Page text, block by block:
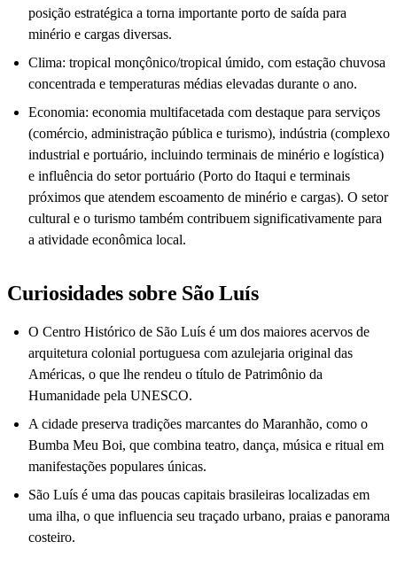
posição estratégica a torna importante porto de saída para
minério e cargas diversas.
Clima: tropical monçônico/tropical úmido, com estação chuvosa
concentrada e temperaturas médias elevadas durante o ano.
Economia: economia multifacetada com destaque para serviços
(comércio, administração pública e turismo), indústria (complexo
industrial e portuário, incluindo terminais de minério e logística)
e influência do setor portuário (Porto do Itaqui e terminais
próximos que atendem escoamento de minério e cargas). O setor
cultural e o turismo também contribuem significativamente para
a atividade econômica local.
Curiosidades sobre São Luís
O Centro Histórico de São Luís é um dos maiores acervos de
arquitetura colonial portuguesa com azulejaria original das
Américas, o que lhe rendeu o título de Patrimônio da
Humanidade pela UNESCO.
A cidade preserva tradições marcantes do Maranhão, como o
Bumba Meu Boi, que combina teatro, dança, música e ritual em
manifestações populares únicas.
São Luís é uma das poucas capitais brasileiras localizadas em
uma ilha, o que influencia seu traçado urbano, praias e panorama
costeiro.